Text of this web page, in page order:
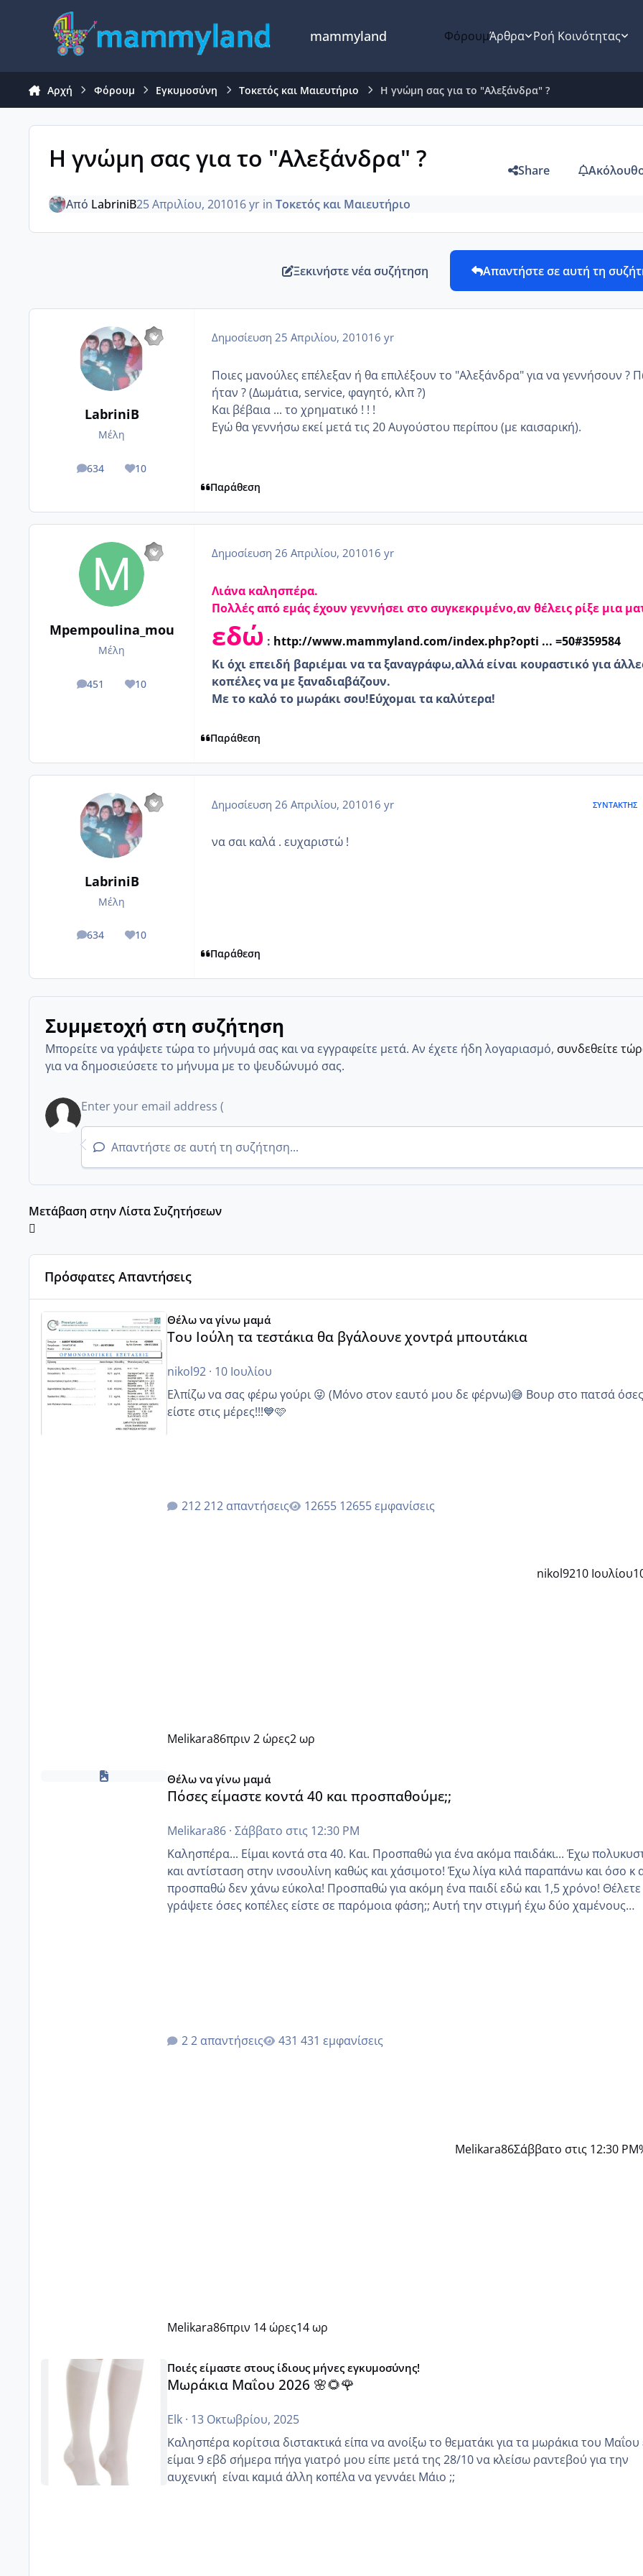
Μετάβαση σε περιεχόμενο
mammyland ΦόρουμΆρθρα Ροή Κοινότητας
Αρχή Φόρουμ Εγκυμοσύνη Τοκετός και Μαιευτήριο Η γνώμη σας για το "Αλεξάνδρα" ?
Η γνώμη σας για το "Αλεξάνδρα" ? Share
Από LabriniB25 Απριλίου, 201016 yr inΤοκετός και Μαιευτήριο
Ξεκινήστε νέα συζήτηση Απαντήστε σε αυτή τη
LabriniB
Μέλη
634
posts 10
Reputation
Δημοσίευση 25 Απριλίου, 201016 yr
Ποιες μανούλες επέλεξαν ή θα επιλέξουν το "Αλεξάνδρα" για να γεννήσουν ?
ήταν ? (Δωμάτια, service, φαγητό, κλπ ?)
Και βέβαια ... το χρηματικό ! ! !
Εγώ θα γεννήσω εκεί μετά τις 20 Αυγούστου περίπου (με καισαρική).
Παράθεση
Mpempoulina_mou
Μέλη
451
posts 10
Reputation
Δημοσίευση 26 Απριλίου, 201016 yr
Λιάνα καλησπέρα.
Πολλές από εμάς έχουν γεννήσει στο συγκεκριμένο,αν θέλεις ρίξε μια
εδώ : http://www.mammyland.com/index.php?opti ... =50#359584
Κι όχι επειδή βαριέμαι να τα ξαναγράφω,αλλά είναι κουραστικό για
κοπέλες να με ξαναδιαβάζουν.
Με το καλό το μωράκι σου!Εύχομαι τα καλύτερα!
Παράθεση
LabriniB
Μέλη
634
posts 10
Reputation
Δημοσίευση 26 Απριλίου, 201016 yr ΣΥΝΤΆΚΤΗΣ
να σαι καλά . ευχαριστώ !
Παράθεση
Συμμετοχή στη συζήτηση
Μπορείτε να γράψετε τώρα το μήνυμά σας και να εγγραφείτε μετά. Αν έχετε ήδη λογαριασμό, συνδεθείτε
για να δημοσιεύσετε το μήνυμα με το ψευδώνυμό σας.
Απαντήστε σε αυτή τη συζήτηση...
Μετάβαση στην Λίστα Συζητήσεων
Πρόσφατες Απαντήσεις
Θέλω να γίνω μαμά
Του Ιούλη τα τεστάκια θα βγάλουνε χοντρά μπουτάκια
nikol92· 10 Ιουλίου
Ελπίζω να σας φέρω γούρι 😜 (Μόνο στον εαυτό μου δε φέρνω)😅 Βουρ στο πατσά όσες
είστε στις μέρες!!!💙🩷
212 απαντήσεις 12655 εμφανίσεις
nikol9210 Ιουλίου
Melikara86πριν 2 ώρες2 ωρ
Πόσες είμαστε κοντά 40 και προσπαθούμε;;
Θέλω να γίνω μαμά
Πόσες είμαστε κοντά 40 και προσπαθούμε;;
Melikara86· Σάββατο στις 12:30 PM
Καλησπέρα... Είμαι κοντά στα 40. Και. Προσπαθώ για ένα ακόμα παιδάκι... Έχω πολυκυστικές
και αντίσταση στην ινσουλίνη καθώς και χάσιμοτο! Έχω λίγα κιλά παραπάνω και όσο κ
προσπαθώ δεν χάνω εύκολα! Προσπαθώ για ακόμη ένα παιδί εδώ και 1,5 χρόνο! Θέλετε να
γράψετε όσες κοπέλες είστε σε παρόμοια φάση;; Αυτή την στιγμή έχω δύο χαμένους
2 απαντήσεις 431 εμφανίσεις
Melikara86Σάββατο στις 12:30 PM
Melikara86πριν 14 ώρες14 ωρ
Μωράκια Μαΐου 2026 🌸🌻🌹
Ποιές είμαστε στους ίδιους μήνες εγκυμοσύνης!
Μωράκια Μαΐου 2026 🌸🌻🌹
Elk· 13 Οκτωβρίου, 2025
Καλησπέρα κορίτσια διστακτικά είπα να ανοίξω το θεματάκι για τα μωράκια του Μαΐου εγώ
είμαι 9 εβδ σήμερα πήγα γιατρό μου είπε μετά της 28/10 να κλείσω ραντεβού για την
αυχενική είναι καμιά άλλη κοπέλα να γεννάει Μάιο ;;